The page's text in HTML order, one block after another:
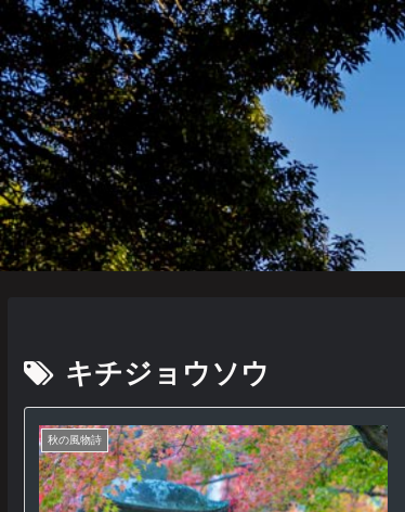
キチジョウソウ
秋の風物詩